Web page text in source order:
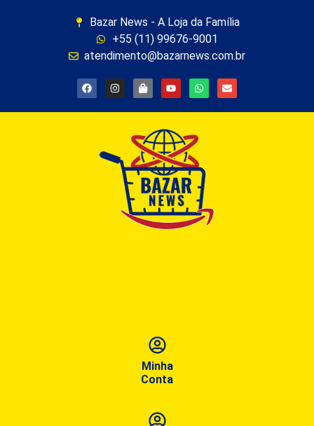
Bazar News - A Loja da Família
+55 (11) 99676-9001
atendimento@bazarnews.com.br
Minha
Conta